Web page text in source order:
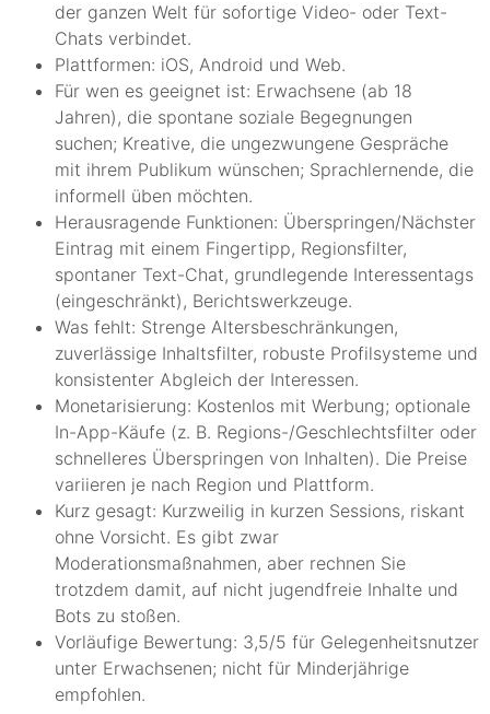
der ganzen Welt für sofortige Video- oder Text-
Chats verbindet.
Plattformen: iOS, Android und Web.
Für wen es geeignet ist: Erwachsene (ab 18
Jahren), die spontane soziale Begegnungen
suchen; Kreative, die ungezwungene Gespräche
mit ihrem Publikum wünschen; Sprachlernende, die
informell üben möchten.
Herausragende Funktionen: Überspringen/Nächster
Eintrag mit einem Fingertipp, Regionsfilter,
spontaner Text-Chat, grundlegende Interessentags
(eingeschränkt), Berichtswerkzeuge.
Was fehlt: Strenge Altersbeschränkungen,
zuverlässige Inhaltsfilter, robuste Profilsysteme und
konsistenter Abgleich der Interessen.
Monetarisierung: Kostenlos mit Werbung; optionale
In-App-Käufe (z. B. Regions-/Geschlechtsfilter oder
schnelleres Überspringen von Inhalten). Die Preise
variieren je nach Region und Plattform.
Kurz gesagt: Kurzweilig in kurzen Sessions, riskant
ohne Vorsicht. Es gibt zwar
Moderationsmaßnahmen, aber rechnen Sie
trotzdem damit, auf nicht jugendfreie Inhalte und
Bots zu stoßen.
Vorläufige Bewertung: 3,5/5 für Gelegenheitsnutzer
unter Erwachsenen; nicht für Minderjährige
empfohlen.